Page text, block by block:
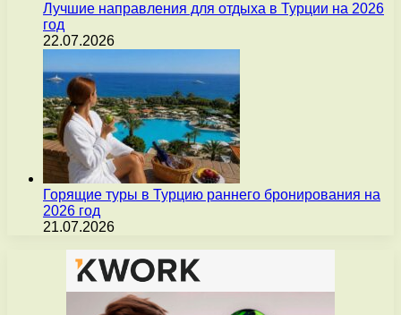
Лучшие направления для отдыха в Турции на 2026
год
22.07.2026
Горящие туры в Турцию раннего бронирования на
2026 год
21.07.2026